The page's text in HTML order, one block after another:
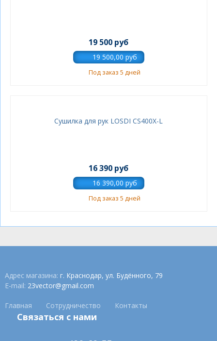
19 500 руб
Под заказ 5 дней
Сушилка для рук LOSDI CS400X-L
16 390 руб
Под заказ 5 дней
Адрес магазина: г. Краснодар, ул. Будённого, 79
E-mail: 23vector@gmail.com
Главная Сотрудничество Контакты
Связаться с нами